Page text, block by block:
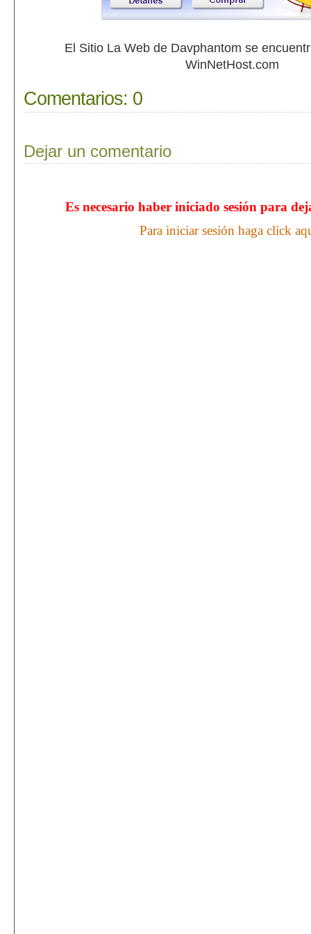
El Sitio La Web de Davphantom se
WinNetHost.com
Comentarios: 0
Dejar un comentario
Es necesario haber iniciado sesión para
Para iniciar sesión haga click